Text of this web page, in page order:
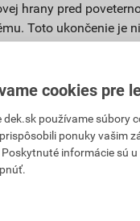
hrany pred
Toto ukončenie je
jedna okrajová
palete Vám môže byť
cookies pre
dek.sk používame súbory
ponuky vašim
informácie sú